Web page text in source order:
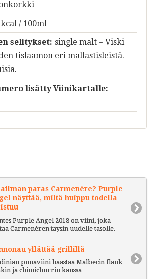
/ 100ml
selitykset: single malt = Viski
tislaamon eri mallastisleistä.
lisätty Viinikartalle:
paras Carmenère? Purple
näyttää, miltä huippu todella
Purple Angel 2018 on viini, joka
Carmenèren täysin uudelle tasolle.
yllättää grillillä
punaviini haastaa Malbecin flank
ja chimichurrin kanssa